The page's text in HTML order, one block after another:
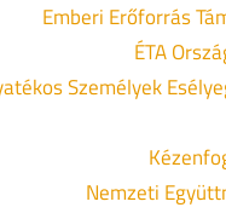
Emberi Erőforrás
ÉTA
Személyek
Nemzeti